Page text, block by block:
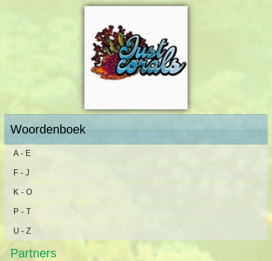
Woordenboek
A - E
F - J
K - O
P - T
U - Z
Partners